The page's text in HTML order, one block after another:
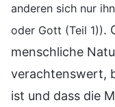
anderen sich nur
oder Gott (Teil 1)).
menschliche
verachtenswert,
ist und dass die